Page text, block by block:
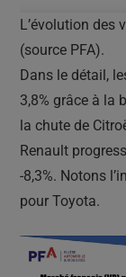
L’évolution des
(source PFA).
Dans le détail,
3,8% grâce à la
la chute de
Renault
-8,3%. Notons
pour Toyota.